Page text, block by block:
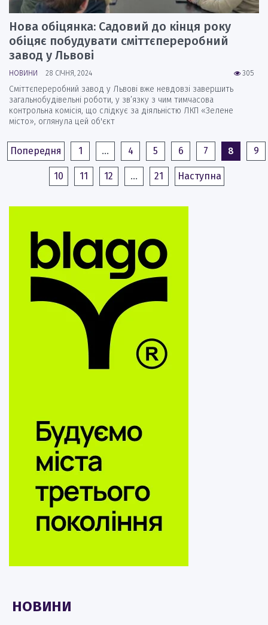
Нова обіцянка: Садовий до кінця року
обіцяє побудувати сміттєпереробний
завод у Львові
305
НОВИНИ 28 СІЧНЯ, 2024
Сміттєпереробний завод у Львові вже невдовзі завершить
загальнобудівельні роботи, у зв’язку з чим тимчасова
контрольна комісія, що слідкує за діяльністю ЛКП «Зелене
місто», оглянула цей об'єкт
Попередня 1 … 4 5 6 7 8 9
10 11 12 … 21 Наступна
НОВИНИ